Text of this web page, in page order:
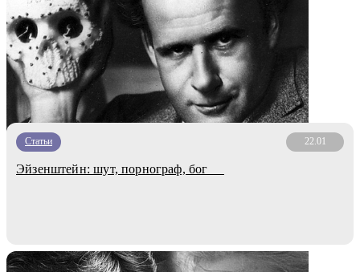
Статьи 22.01
Эйзенштейн: шут, порнограф, бог